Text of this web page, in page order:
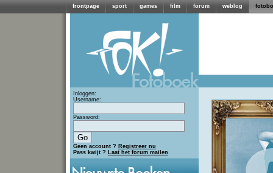
frontpage sport games film forum weblog
Inloggen:
Username:
Password:
Geen account ? Registreer nu
Pass kwijt ? Laat het forum mailen